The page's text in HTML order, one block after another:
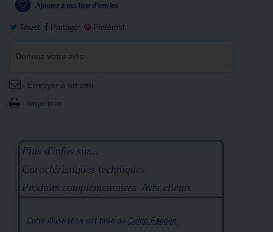
Ajouter à ma liste d'envies
Tweet Partager Pinterest
Donnez votre avis
Envoyer à un ami
Imprimer
Plus d'infos sur...
Caractéristiques techniques
Produits complémentaires Avis clients
Cette illustration est tirée de Celtic Faeries.